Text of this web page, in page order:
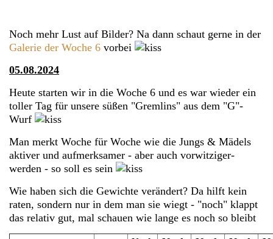
Noch mehr Lust auf Bilder? Na dann schaut gerne in der
Galerie der Woche 6 vorbei
05.08.2024
Heute starten wir in die Woche 6 und es war wieder ein
toller Tag für unsere süßen "Gremlins" aus dem "G"-
Wurf
Man merkt Woche für Woche wie die Jungs & Mädels
aktiver und aufmerksamer - aber auch vorwitziger-
werden - so soll es sein
Wie haben sich die Gewichte verändert? Da hilft kein
raten, sondern nur in dem man sie wiegt - "noch" klappt
das relativ gut, mal schauen wie lange es noch so bleibt